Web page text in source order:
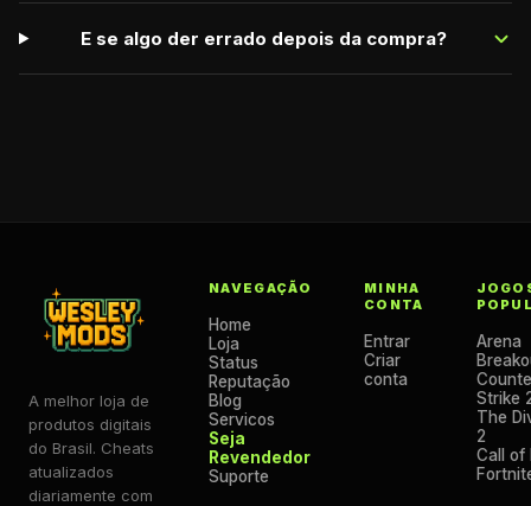
E se algo der errado depois da compra?
A melhor loja de
produtos digitais
do Brasil. Cheats
atualizados
diariamente com
NAVEGAÇÃO
Home
Loja
Status
Reputação
Blog
Servicos
Seja
Revendedor
Suporte
MINHA
CONTA
Entrar
Criar
conta
Arena
Strike
The
2
Call of